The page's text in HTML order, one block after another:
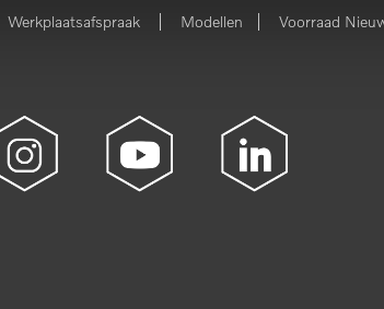
Werkplaatsafspraak | Modellen | Voorraad